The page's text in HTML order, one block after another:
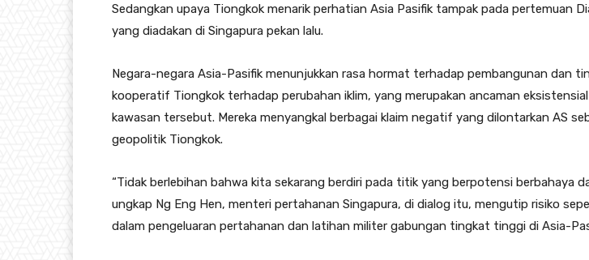
Sedangkan upaya Tiongkok menarik perhatian Asia Pasifik tampak pada pertemuan
yang diadakan di Singapura pekan lalu.
Negara-negara Asia-Pasifik menunjukkan rasa hormat terhadap pembangunan dan
kooperatif Tiongkok terhadap perubahan iklim, yang merupakan ancaman
kawasan tersebut. Mereka menyangkal berbagai klaim negatif yang dilontarkan AS
geopolitik Tiongkok.
“Tidak berlebihan bahwa kita sekarang berdiri pada titik yang berpotensi berbahaya
ungkap Ng Eng Hen, menteri pertahanan Singapura, di dialog itu, mengutip risiko
dalam pengeluaran pertahanan dan latihan militer gabungan tingkat tinggi di Asia-